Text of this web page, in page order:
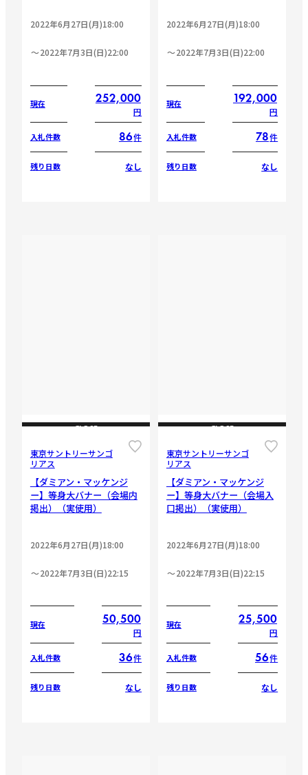
2022年6月27日(月)18:00
2022年7月3日(日)22:00
現在 252,000
円
入札件数 86件
残り日数 なし
2022年6月27日(月)18:00
2022年7月3日(日)22:00
現在 192,000
円
入札件数 78件
残り日数 なし
CLOSE
東京サントリーサンゴ
リアス
【ダミアン・マッケンジ
ー】等身大バナー（会場内
掲出）（実使用）
2022年6月27日(月)18:00
2022年7月3日(日)22:15
現在 50,500
円
入札件数 36件
残り日数 なし
CLOSE
東京サントリーサンゴ
リアス
【ダミアン・マッケンジ
ー】等身大バナー（会場入
口掲出）（実使用）
2022年6月27日(月)18:00
2022年7月3日(日)22:15
現在 25,500
円
入札件数 56件
残り日数 なし